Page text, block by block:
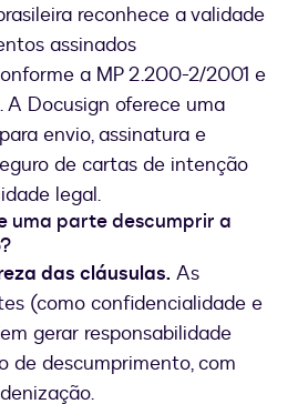
reconhece a validade
assinados
a MP 2.200-2/2001 e
Docusign oferece uma
envio, assinatura e
de cartas de intenção
legal.
uma parte descumprir a
das cláusulas. As
(como confidencialidade e
gerar responsabilidade
de descumprimento, com